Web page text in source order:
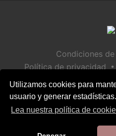
Utilizamos cookies para
usuario y generar estadísticas.
Lea nuestra política de
Condiciones
Política de privacidad •
Política de
Ayuda /